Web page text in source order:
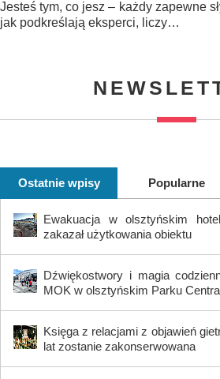
Jesteś tym, co jesz – każdy zapewne
jak podkreślają eksperci, liczy…
Ostatnie wpisy Popularne
Ewakuacja w olsztyńskim
zakazał użytkowania obiektu
Dźwiękostwory i magia
MOK w olsztyńskim Parku
Księga z relacjami z objawień
lat zostanie zakonserwowana